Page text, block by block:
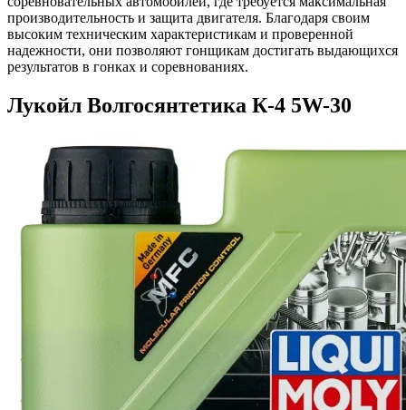
производительность и защита двигателя. Благодаря своим
высоким техническим характеристикам и проверенной
надежности, они позволяют гонщикам достигать выдающихся
результатов в гонках и соревнованиях.
Лукойл Волгосянтетика К-4 5W-30